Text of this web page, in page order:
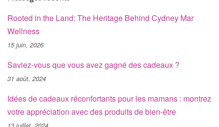
Rooted in the Land: The Heritage Behind Cydney Mar
Wellness
15 juin, 2026
Saviez-vous que vous avez gagné des cadeaux ?
31 août, 2024
Idées de cadeaux réconfortants pour les mamans : montrez
votre appréciation avec des produits de bien-être